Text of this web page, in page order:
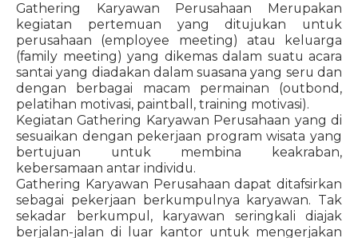
Gathering Karyawan Perusahaan Merupakan
kegiatan pertemuan yang ditujukan untuk
perusahaan (employee meeting) atau keluarga
(family meeting) yang dikemas dalam suatu acara
santai yang diadakan dalam suasana yang seru dan
dengan berbagai macam permainan (outbond,
pelatihan motivasi, paintball, training motivasi).
Kegiatan Gathering Karyawan Perusahaan yang di
sesuaikan dengan pekerjaan program wisata yang
bertujuan untuk membina keakraban,
kebersamaan antar individu.
Gathering Karyawan Perusahaan dapat ditafsirkan
sebagai pekerjaan berkumpulnya karyawan. Tak
sekadar berkumpul, karyawan seringkali diajak
berjalan-jalan di luar kantor untuk mengerjakan